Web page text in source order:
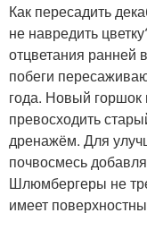
Как пересадить
не навредить
отцветания ранней
побеги
года. Новый
превосходить
дренажём. Для
почвосмесь
Шлюмбергеры не
имеет